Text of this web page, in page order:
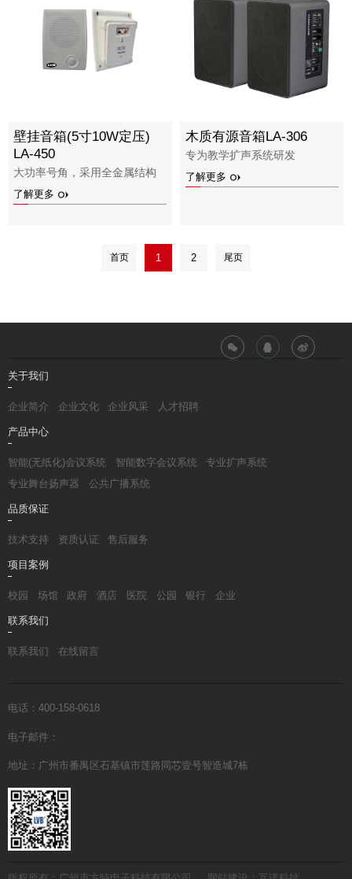
壁挂音箱(5寸10W定压)
LA-450
大功率号角，采用全金属结构
了解更多
木质有源音箱LA-306
专为教学扩声系统研发
了解更多
首页 1 2 尾页
关于我们
企业简介 企业文化 企业风采 人才招聘
产品中心
智能(无纸化)会议系统 智能数字会议系统
专业扩声系统
专业舞台扬声器
公共广播系统
品质保证
技术支持 资质认证 售后服务
项目案例
校园 场馆 政府 酒店 医院 公园 银行 企业
联系我们
联系我们 在线留言
电话：400-158-0618
电子邮件：
地址：广州市番禺区石基镇市莲路同芯壹号智造城7栋